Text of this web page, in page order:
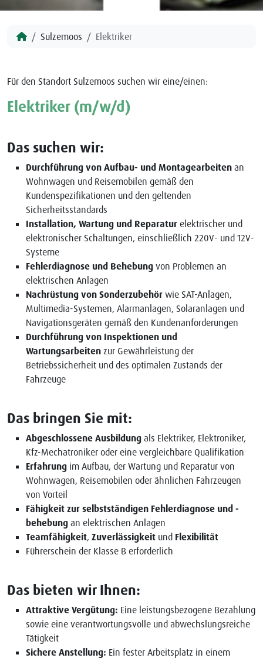
Sulzemoos Elektriker
Für den Standort Sulzemoos suchen wir eine/einen:
Elektriker (m/w/d)
Das suchen wir:
Durchführung von Aufbau- und Montagearbeiten an
Wohnwagen und Reisemobilen gemäß den
Kundenspezifikationen und den geltenden
Sicherheitsstandards
Installation, Wartung und Reparatur elektrischer und
elektronischer Schaltungen, einschließlich 220V- und 12V-
Systeme
Fehlerdiagnose und Behebung von Problemen an
elektrischen Anlagen
Nachrüstung von Sonderzubehör wie SAT-Anlagen,
Multimedia-Systemen, Alarmanlagen, Solaranlagen und
Navigationsgeräten gemäß den Kundenanforderungen
Durchführung von Inspektionen und
Wartungsarbeiten zur Gewährleistung der
Betriebssicherheit und des optimalen Zustands der
Fahrzeuge
Das bringen Sie mit:
Abgeschlossene Ausbildung als Elektriker, Elektroniker,
Kfz-Mechatroniker oder eine vergleichbare Qualifikation
Erfahrung im Aufbau, der Wartung und Reparatur von
Wohnwagen, Reisemobilen oder ähnlichen Fahrzeugen
von Vorteil
Fähigkeit zur selbstständigen Fehlerdiagnose und -
behebung an elektrischen Anlagen
Teamfähigkeit, Zuverlässigkeit und Flexibilität
Führerschein der Klasse B erforderlich
Das bieten wir Ihnen:
Attraktive Vergütung: Eine leistungsbezogene Bezahlung
sowie eine verantwortungsvolle und abwechslungsreiche
Tätigkeit
Sichere Anstellung: Ein fester Arbeitsplatz in einem